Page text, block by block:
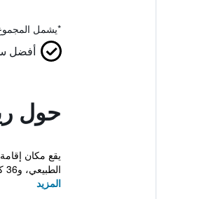
*يشمل
أفضل
حول
الطبيعي، و36 كم عن جامعة ماي جو، و43 كم عن حديقة ال...
المزيد